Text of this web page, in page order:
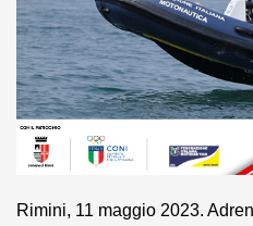
Rimini, 11 maggio 2023.